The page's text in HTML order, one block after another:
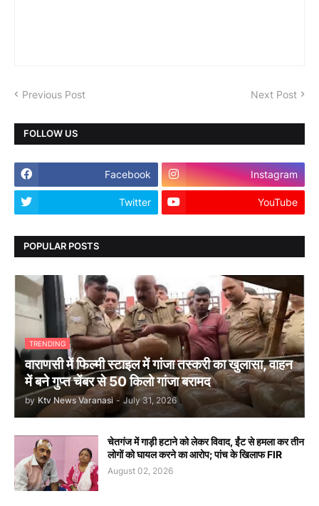
Previous Post Next Post
FOLLOW US
Facebook Instagram
Twitter YouTube
POPULAR POSTS
TRENDING
वाराणसी में फिल्मी स्टाइल में गांजा तस्करी का खुलासा, वाहन
में बने गुप्त चेंबर से 50 किलो गांजा बरामद
by Ktv News Varanasi - July 31, 2026
चेतगंज में गाड़ी हटाने को लेकर विवाद, ईंट से हमला कर तीन
लोगों को घायल करने का आरोप; पांच के खिलाफ FIR
August 02, 2026